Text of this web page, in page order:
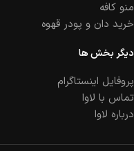
منو کافه
خرید دان و پودر قهوه
دیگر بخش ها
پروفایل اینستاگرام
تماس با لاوا
درباره لاوا